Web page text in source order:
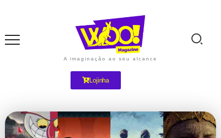
A imaginação ao seu alcance
Lojinha